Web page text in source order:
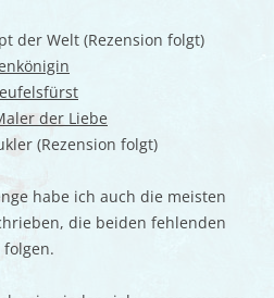
der Welt (Rezension folgt)
der Liebe
(Rezension folgt)
habe ich auch die meisten
die beiden fehlenden